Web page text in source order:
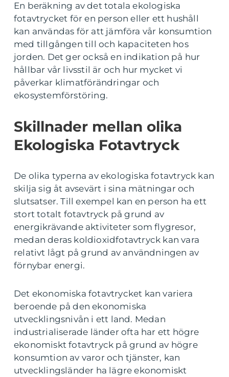
En beräkning av det totala ekologiska
fotavtrycket för en person eller ett hushåll
kan användas för att jämföra vår konsumtion
med tillgången till och kapaciteten hos
jorden. Det ger också en indikation på hur
hållbar vår livsstil är och hur mycket vi
påverkar klimatförändringar och
ekosystemförstöring.
Skillnader mellan olika
Ekologiska Fotavtryck
De olika typerna av ekologiska fotavtryck kan
skilja sig åt avsevärt i sina mätningar och
slutsatser. Till exempel kan en person ha ett
stort totalt fotavtryck på grund av
energikrävande aktiviteter som flygresor,
medan deras koldioxidfotavtryck kan vara
relativt lågt på grund av användningen av
förnybar energi.
Det ekonomiska fotavtrycket kan variera
beroende på den ekonomiska
utvecklingsnivån i ett land. Medan
industrialiserade länder ofta har ett högre
ekonomiskt fotavtryck på grund av högre
konsumtion av varor och tjänster, kan
utvecklingsländer ha lägre ekonomiskt